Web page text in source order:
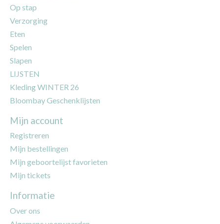
Op stap
Verzorging
Eten
Spelen
Slapen
LIJSTEN
Kleding WINTER 26
Bloombay Geschenklijsten
Mijn account
Registreren
Mijn bestellingen
Mijn geboortelijst favorieten
Mijn tickets
Informatie
Over ons